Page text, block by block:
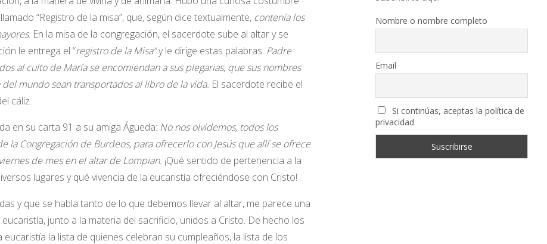
“Registro de la misa”, que, según dice textualmente, contenía los
. En la misa de la congregación, el sacerdote sube al altar y se
le entrega el “registro de la Misa”y le dirige estas palabras: Padre
al culto de María se encomiendan a sus plegarias, que sus nombres
mundo sean transportados al libro de la vida. El sacerdote recibe el
cáliz.
en su carta 91 a su amiga Águeda: No nos olvidemos, todos los
la Congregación de Burdeos, para ofrecerlo con Jesús que allí se ofrece
de mes en el altar de Lompian. ¡Qué sentido de pertenencia a la
lugares y qué vivencia de la eucaristía ofreciéndose con Cristo!
y que se habla tanto de lo que debemos llevar al altar, me parece una
junto a la materia del sacrificio, unidos a Cristo. De hecho los
la lista de quienes celebran su cumpleaños, la lista de los
Nombre o nombre completo
Email
Si continúas, aceptas la política de
privacidad